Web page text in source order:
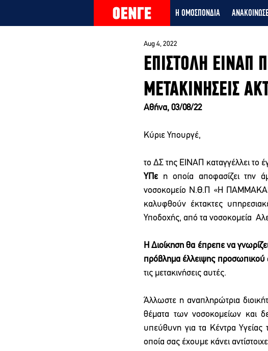
Η ΟΜΟΣΠΟΝΔΙΑ
ΕΠΙΣΤΟΛΗ ΕΙΝΑΠ
ΜΕΤΑΚΙΝΗΣΕΙΣ
Aug 4, 2022
Αθήνα, 03/08/22
Κύριε Υπουργέ,
το ΔΣ της ΕΙΝΑΠ καταγγέλλει το
ΥΠε η οποία αποφασίζει την
νοσοκομείο Ν.Θ.Π «Η
καλυφθούν έκτακτες
Υποδοχής, από τα νοσοκομεία
Η Διοίκηση θα έπρεπε να
πρόβλημα έλλειψης προσωπικού
τις μετακινήσεις αυτές.
Άλλωστε η αναπληρώτρια
θέματα των νοσοκομείων και
υπεύθυνη για τα Κέντρα Υγείας
οποία σας έχουμε κάνει